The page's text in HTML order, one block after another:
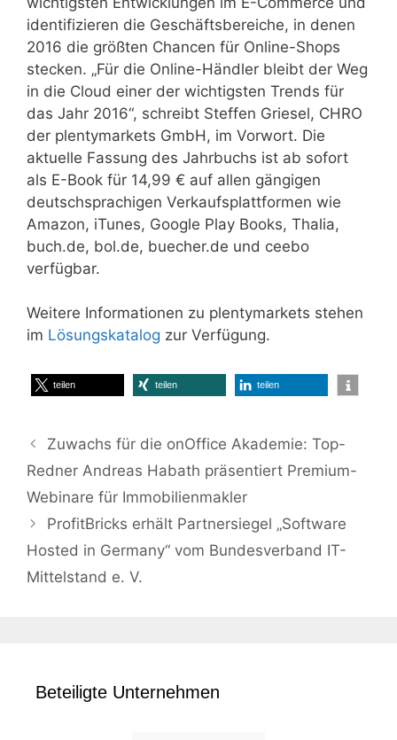
identifizieren die Geschäftsbereiche, in denen
2016 die größten Chancen für Online-Shops
stecken. „Für die Online-Händler bleibt der Weg
in die Cloud einer der wichtigsten Trends für
das Jahr 2016“, schreibt Steffen Griesel, CHRO
der plentymarkets GmbH, im Vorwort. Die
aktuelle Fassung des Jahrbuchs ist ab sofort
als E-Book für 14,99 € auf allen gängigen
deutschsprachigen Verkaufsplattformen wie
Amazon, iTunes, Google Play Books, Thalia,
buch.de, bol.de, buecher.de und ceebo
verfügbar.
Weitere Informationen zu plentymarkets stehen
im Lösungskatalog zur Verfügung.
teilen teilen teilen
Zuwachs für die onOffice Akademie: Top-
Redner Andreas Habath präsentiert Premium-
Webinare für Immobilienmakler
ProfitBricks erhält Partnersiegel „Software
Hosted in Germany“ vom Bundesverband IT-
Mittelstand e. V.
Beteiligte Unternehmen